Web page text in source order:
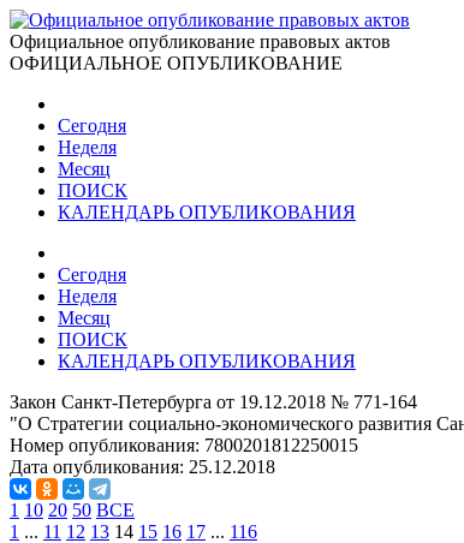
Официальное опубликование правовых актов
ОФИЦИАЛЬНОЕ ОПУБЛИКОВАНИЕ
Сегодня
Неделя
Месяц
ПОИСК
КАЛЕНДАРЬ ОПУБЛИКОВАНИЯ
Сегодня
Неделя
Месяц
ПОИСК
КАЛЕНДАРЬ ОПУБЛИКОВАНИЯ
Закон Санкт-Петербурга от 19.12.2018 № 771-164
"О Стратегии социально-экономического развития
Номер опубликования: 7800201812250015
Дата опубликования: 25.12.2018
1 10 20 50 ВСЕ
1 ... 11 12 13 14 15 16 17 ... 116